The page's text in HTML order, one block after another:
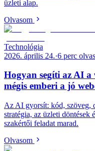
üzleti alap.
Olvasom
Technológia
2026. április 24.·6 perc
Hogyan segíti az AI a
mégis emberi a jó
Az AI gyorsít: kód, szöveg,
stratégia, az üzleti döntések
szakértői feladat marad.
Olvasom